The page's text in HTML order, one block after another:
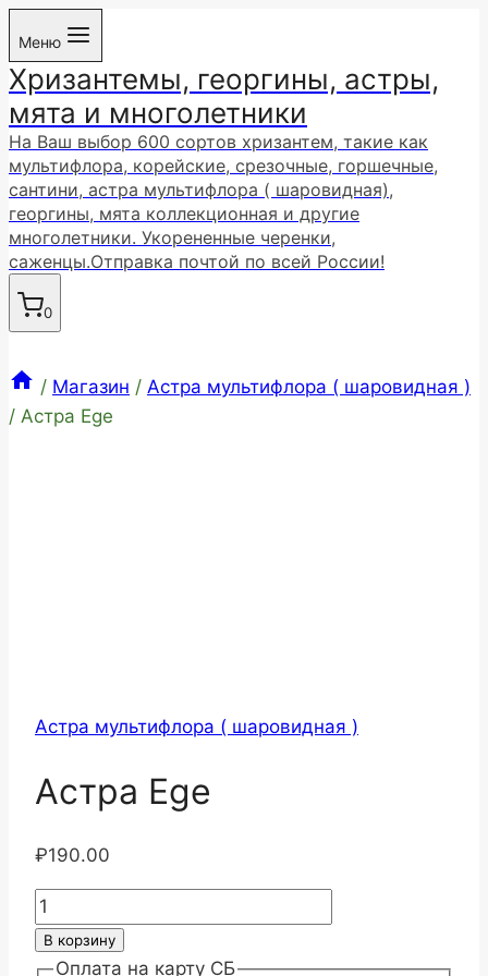
Перейти
содержимому
Меню
Хризантемы, георгины, астры,
мята и многолетники
На Ваш выбор 600 сортов хризантем, такие как
мультифлора, корейские, срезочные, горшечные,
сантини, астра мультифлора ( шаровидная),
георгины, мята коллекционная и другие
многолетники. Укорененные черенки,
саженцы.Отправка почтой по всей России!
0
/ Магазин / Астра мультифлора ( шаровидная )
/ Астра Ege
Астра мультифлора ( шаровидная )
Астра Ege
₽190.00
Количество
товара
Астра
В корзину
Оплата на карту СБ